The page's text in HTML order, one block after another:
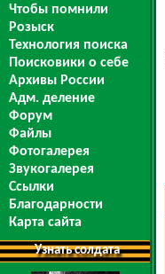
Чтобы помнили
Розыск
Технология поиска
Поисковики о себе
Архивы России
Адм. деление
Форум
Файлы
Фотогалерея
Звукогалерея
Ссылки
Благодарности
Карта сайта
Узнать солдата